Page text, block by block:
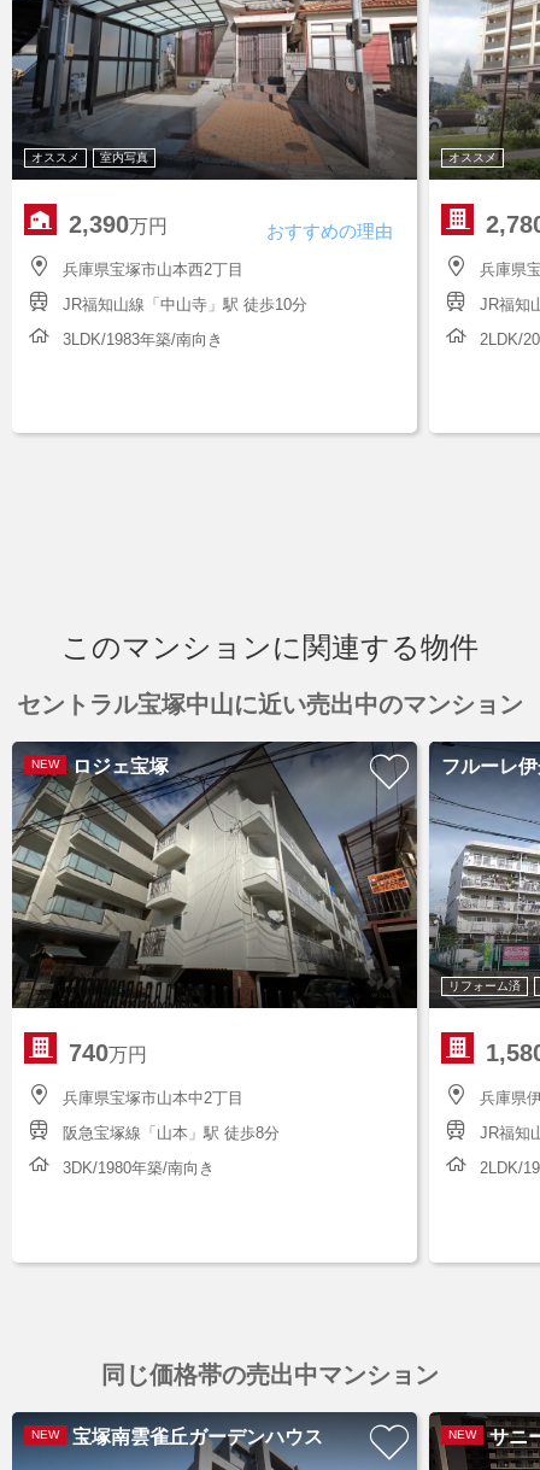
オススメ 室内写真
2,390万円 おすすめの理由
兵庫県宝塚市山本西2丁目
JR福知山線「中山寺」駅 徒歩10分
3LDK/1983年築/南向き
オススメ
兵庫県
JR福知
2LDK/
このマンションに関連する物件
セントラル宝塚中山に近い売出中のマンション
NEW ロジェ宝塚
740万円
兵庫県宝塚市山本中2丁目
阪急宝塚線「山本」駅 徒歩8分
3DK/1980年築/南向き
フルーレ
リフォーム済
兵庫県
JR福知
2LDK/
同じ価格帯の売出中マンション
NEW 宝塚南雲雀丘ガーデンハウス NEW サニ